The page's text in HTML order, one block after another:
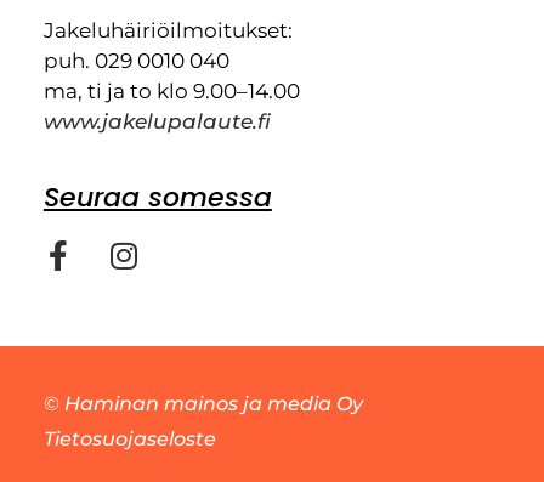
Jakeluhäiriöilmoitukset:
puh. 029 0010 040
ma, ti ja to klo 9.00–14.00
www.jakelupalaute.fi
Seuraa somessa
© Haminan mainos ja media Oy
Tietosuojaseloste